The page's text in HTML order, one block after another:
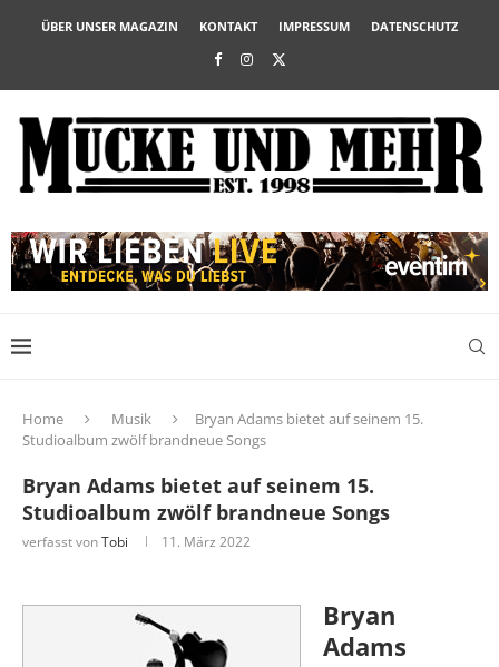
ÜBER UNSER MAGAZIN KONTAKT IMPRESSUM DATENSCHUTZ
Home Musik
Bryan Adams bietet auf seinem 15.
Studioalbum zwölf brandneue Songs
Bryan Adams bietet auf seinem 15.
Studioalbum zwölf brandneue Songs
verfasst vonTobi 11. März 2022
Bryan
Adams